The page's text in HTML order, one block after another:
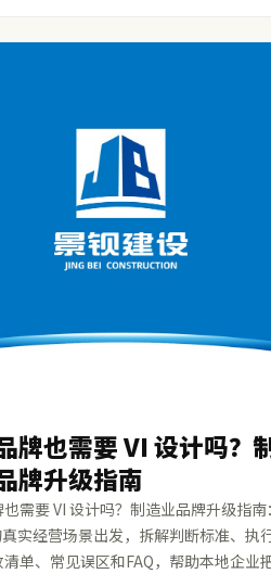
牌也需要 VI 设计吗？
牌升级指南
需要 VI 设计吗？制造业品牌升级指南
实经营场景出发，拆解判断标准、执
单、常见误区和FAQ，帮助本地企业